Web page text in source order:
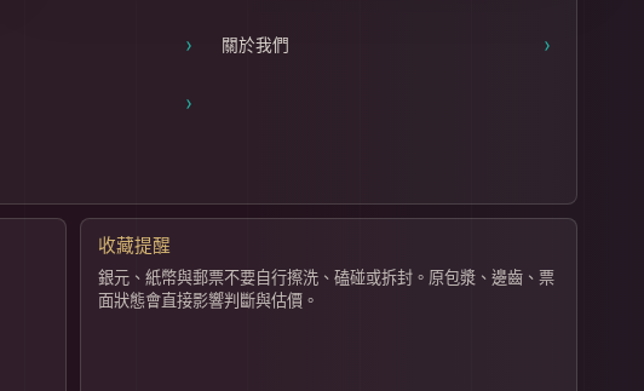
› 關於我們 ›
›
收藏提醒
銀元、紙幣與郵票不要自行擦洗、磕碰或拆封。原包漿、邊齒、票
面狀態會直接影響判斷與估價。